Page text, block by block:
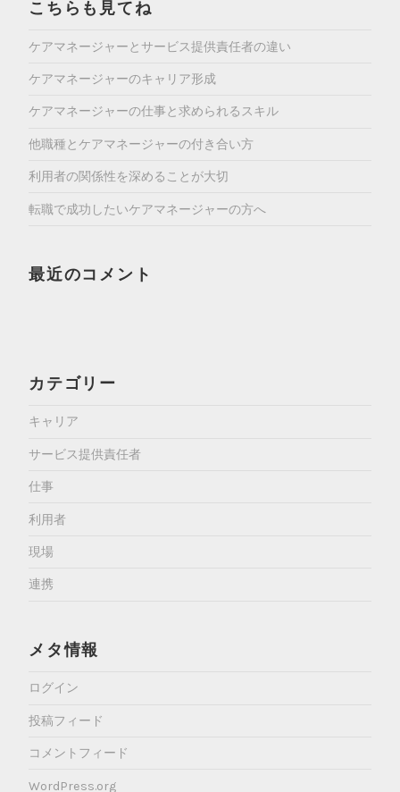
こちらも見てね
ケアマネージャーとサービス提供責任者の違い
ケアマネージャーのキャリア形成
ケアマネージャーの仕事と求められるスキル
他職種とケアマネージャーの付き合い方
利用者の関係性を深めることが大切
転職で成功したいケアマネージャーの方へ
最近のコメント
カテゴリー
キャリア
サービス提供責任者
仕事
利用者
現場
連携
メタ情報
ログイン
投稿フィード
コメントフィード
WordPress.org